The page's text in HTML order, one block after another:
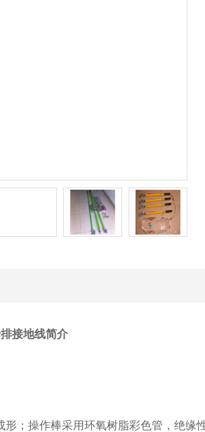
接地线简介
形；操作棒采用环氧树脂彩色管，绝